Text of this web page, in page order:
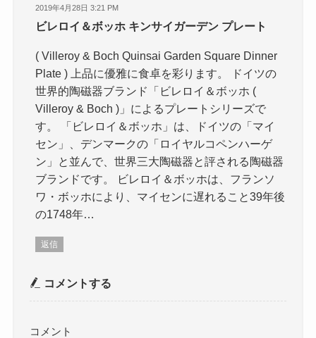
2019年4月28日 3:21 PM
ビレロイ＆ボッホ キンサイガーデン プレート
( Villeroy & Boch Quinsai Garden Square Dinner
Plate ) 上品に優雅に食卓を彩ります。 ドイツの
世界的陶磁器ブランド「ビレロイ＆ボッホ (
Villeroy & Boch )」によるプレートシリーズで
す。 「ビレロイ＆ボッホ」は、ドイツの「マイ
セン」、デンマークの「ロイヤルコペンハーゲ
ン」と並んで、世界三大陶磁器と評される陶磁器
ブランドです。 ビレロイ＆ボッホは、フランソ
ワ・ボッホにより、マイセンに遅れること39年後
の1748年…
返信
コメントする
コメント